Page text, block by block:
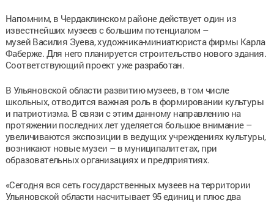
Напомним, в Чердаклинском районе действует один из
известнейших музеев с большим потенциалом –
музей Василия Зуева, художника-миниатюриста фирмы Карла
Фаберже. Для него планируется строительство нового здания.
Соответствующий проект уже разработан.
В Ульяновской области развитию музеев, в том числе
школьных, отводится важная роль в формировании культуры
и патриотизма. В связи с этим данному направлению на
протяжении последних лет уделяется большое внимание –
увеличиваются экспозиции в ведущих учреждениях культуры,
возникают новые музеи – в муниципалитетах, при
образовательных организациях и предприятиях.
«Сегодня вся сеть государственных музеев на территории
Ульяновской области насчитывает 95 единиц и плюс два